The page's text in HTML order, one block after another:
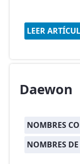
LEER
Daewon
NOMBRES
NOMBRES